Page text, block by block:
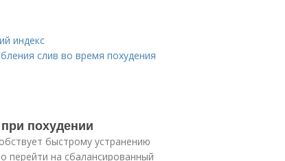
индекс
слив во время похудения
похудении
быстрому устранению
перейти на сбалансированный